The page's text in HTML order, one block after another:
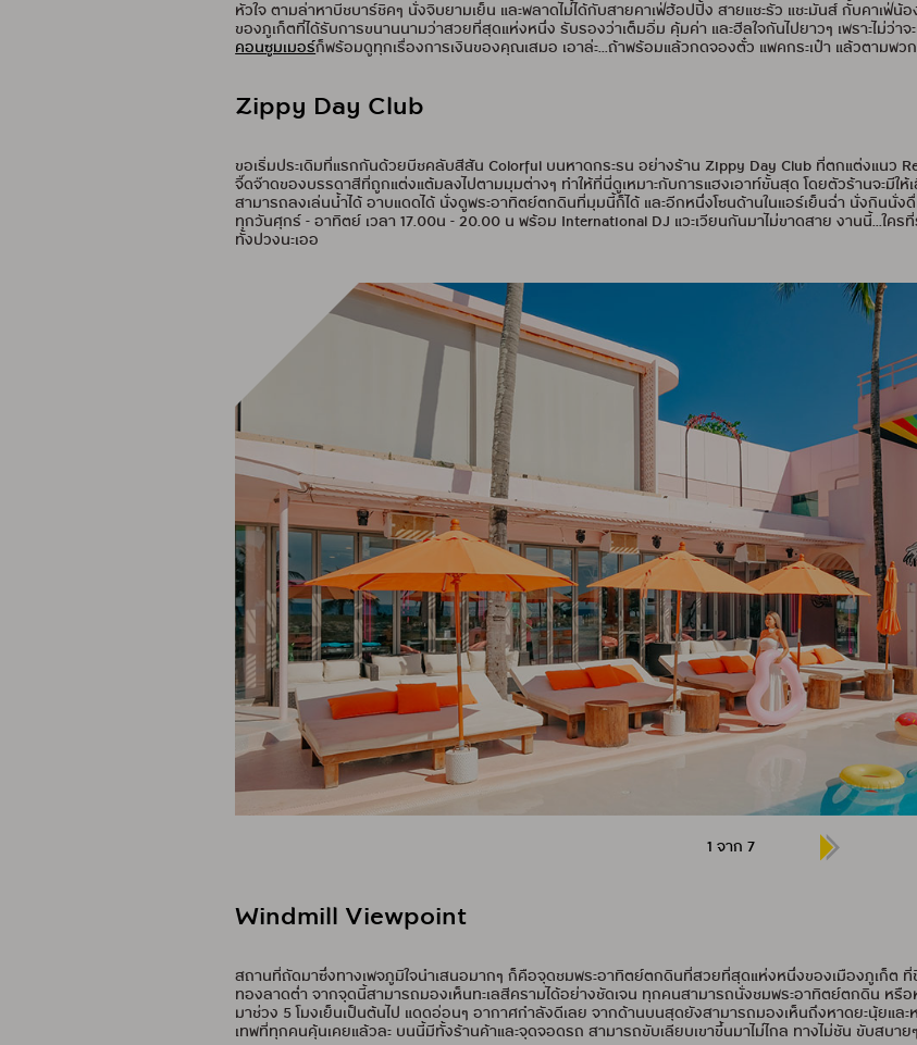
หัวใจ ตามล่าหาบีชบาร์ชิคๆ นั่งจิบยามเย็น และพลาดไม่ได้กับสายคาเฟ่ฮ้อปปิ้ง สายแชะรัว แชะมันส์ กับคาเฟ่
ของภูเก็ตที่ได้รับการขนานนามว่าสวยที่สุดแห่งหนึ่ง รับรองว่าเต็มอิ่ม คุ้มค่า และฮีลใจกันไปยาวๆ เพราะไม่ว่า
คอนซูมเมอร์ก็พร้อมดูทุกเรื่องการเงินของคุณเสมอ เอาล่ะ...ถ้าพร้อมแล้วกดจองตั๋ว แพคกระเป๋า แล้วตามพวก
Zippy Day Club
ขอเริ่มประเดิมที่แรกกันด้วยบีชคลับสีสัน Colorful บนหาดกระรน อย่างร้าน Zippy Day Club ที่ตกแต่งแนว
จี๊ดจ๊าดของบรรดาสีที่ถูกแต่งแต้มลงไปตามมุมต่างๆ ทำให้ที่นี่ดูเหมาะกับการแฮงเอาท์ขั้นสุด โดยตัวร้านจะมีใ
สามารถลงเล่นน้ำได้ อาบแดดได้ นั่งดูพระอาทิตย์ตกดินที่มุมนี้ก็ได้ และอีกหนึ่งโซนด้านในแอร์เย็นฉ่ำ นั่งกินนั่ง
ทุกวันศุกร์ - อาทิตย์ เวลา 17.00น - 20.00 น พร้อม International DJ แวะเวียนกันมาไม่ขาดสาย งานนี้...ใค
ทั้งปวงนะเออ
1 จาก 7
Windmill Viewpoint
สถานที่ถัดมาซึ่งทางเพจภูมิใจนำเสนอมากๆ ก็คือจุดชมพระอาทิตย์ตกดินที่สวยที่สุดแห่งหนึ่งของเมืองภูเก็ต ที่
ทองลาดต่ำ จากจุดนี้สามารถมองเห็นทะเลสีครามได้อย่างชัดเจน ทุกคนสามารถนั่งชมพระอาทิตย์ตกดิน หรือ
มาช่วง 5 โมงเย็นเป็นต้นไป แดดอ่อนๆ อากาศกำลังดีเลย จากด้านบนสุดยังสามารถมองเห็นถึงหาดยะนุ้ยแ
เทพที่ทุกคนคุ้นเคยแล้วละ บนนี้มีทั้งร้านค้าและจุดจอดรถ สามารถขับเลียบเขาขึ้นมาไม่ไกล ทางไม่ชัน ขับสบา